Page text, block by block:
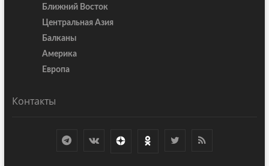
Ближний Восток
Центральная Азия
Балканы
Америка
Европа
Контакты